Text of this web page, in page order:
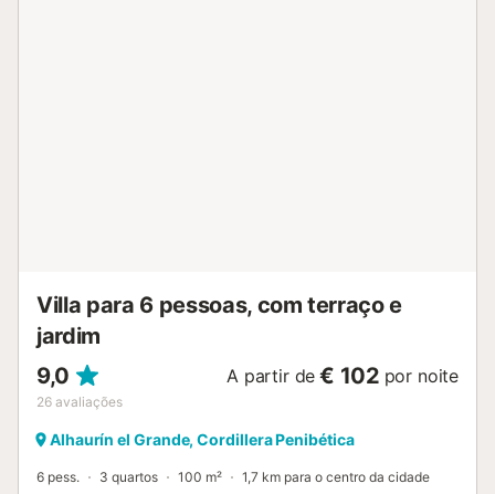
Villa para 6 pessoas, com terraço e
jardim
9,0
26 avaliações
A partir de € 102 por noite
Alhaurín el Grande, Cordillera Penibética
6 pess. 3 quartos 100 m² 1,7 km para o centro da cidade